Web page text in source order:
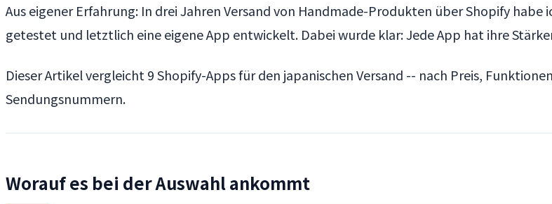
Aus eigener Erfahrung: In drei Jahren Versand von Handmade-Produkten über Shopify
getestet und letztlich eine eigene App entwickelt. Dabei wurde klar: Jede App hat ihre
Dieser Artikel vergleicht 9 Shopify-Apps für den japanischen Versand -- nach Preis,
Sendungsnummern.
Worauf es bei der Auswahl ankommt